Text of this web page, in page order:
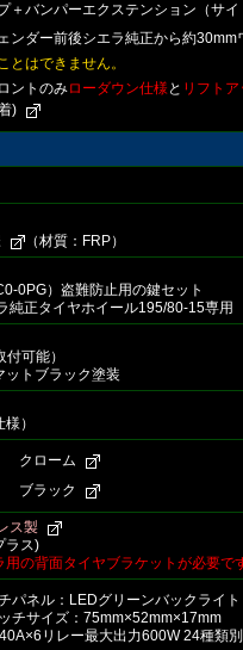
＋バンパーエクステンション（サ
ンダー前後シエラ純正から約30mm
はできません。
ントのみローダウン仕様と リフト
)
（材質：FRP）
0PG）盗難防止用の鍵セット
正タイヤホイール195/80-15専用
可能）
トブラック塗装
）
クローム
ブラック
ス製
ラス)
の背面タイヤブラケットが必要で
パネル：LEDグリーンバックライト
チサイズ：75mm×52mm×17mm
リレー最大出力600W 24種類